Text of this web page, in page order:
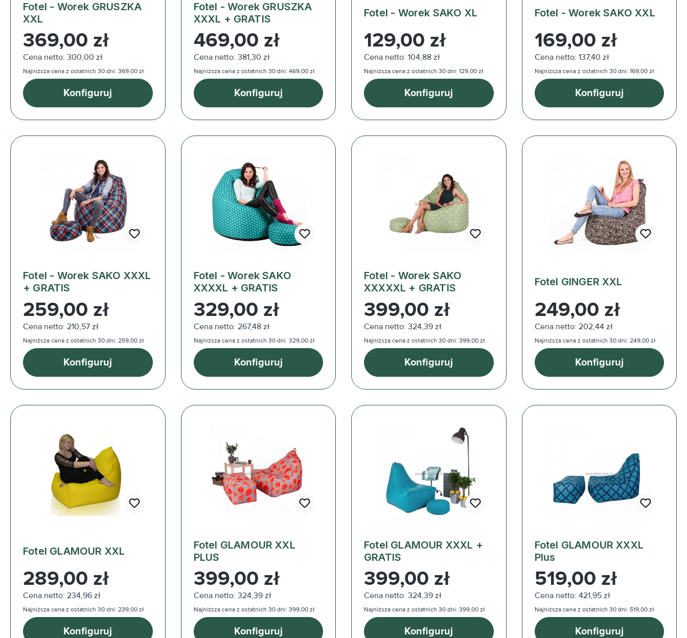
Fotel - Worek GRUSZKA
XXL
Cena regularna:
369,00 zł
Cena netto: 300,00 zł
Najniższa cena z ostatnich 30 dni: 369,00 zł
Konfiguruj
Fotel - Worek GRUSZKA
XXXL + GRATIS
Cena regularna:
469,00 zł
Cena netto: 381,30 zł
Najniższa cena z ostatnich 30 dni: 469,00 zł
Konfiguruj
Fotel - Worek SAKO XL
Cena regularna:
129,00 zł
Cena netto: 104,88 zł
Najniższa cena z ostatnich 30 dni: 129,00 zł
Konfiguruj
Fotel - Worek SAKO XXL
Cena regularna:
169,00 zł
Cena netto: 137,40 zł
Najniższa cena z ostatnich 30 dni: 169,00 zł
Konfiguruj
Fotel - Worek SAKO XXXL
+ GRATIS
Cena regularna:
259,00 zł
Cena netto: 210,57 zł
Najniższa cena z ostatnich 30 dni: 259,00 zł
Konfiguruj
Fotel - Worek SAKO
XXXXL + GRATIS
Cena regularna:
329,00 zł
Cena netto: 267,48 zł
Najniższa cena z ostatnich 30 dni: 329,00 zł
Konfiguruj
Fotel - Worek SAKO
XXXXXL + GRATIS
Cena regularna:
399,00 zł
Cena netto: 324,39 zł
Najniższa cena z ostatnich 30 dni: 399,00 zł
Konfiguruj
Fotel GINGER XXL
Cena regularna:
249,00 zł
Cena netto: 202,44 zł
Najniższa cena z ostatnich 30 dni: 249,00 zł
Konfiguruj
Fotel GLAMOUR XXL
Cena regularna:
289,00 zł
Cena netto: 234,96 zł
Najniższa cena z ostatnich 30 dni: 239,00 zł
Konfiguruj
Fotel GLAMOUR XXL
PLUS
Cena regularna:
399,00 zł
Cena netto: 324,39 zł
Najniższa cena z ostatnich 30 dni: 399,00 zł
Konfiguruj
Fotel GLAMOUR XXXL +
GRATIS
Cena regularna:
399,00 zł
Cena netto: 324,39 zł
Najniższa cena z ostatnich 30 dni: 399,00 zł
Konfiguruj
Fotel GLAMOUR XXXL
Plus
Cena regularna:
519,00 zł
Cena netto: 421,95 zł
Najniższa cena z ostatnich 30 dni: 519,00 zł
Konfiguruj